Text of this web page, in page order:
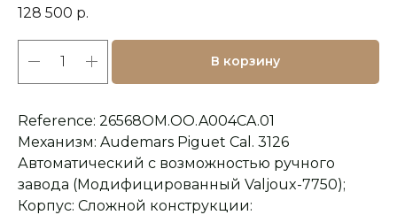
128 500 р.
В корзину
Reference: 26568OM.OO.A004CA.01
Механизм: Audemars Piguet Cal. 3126
Автоматический с возможностью ручного
завода (Модифицированный Valjoux-7750);
Корпус: Сложной конструкции: